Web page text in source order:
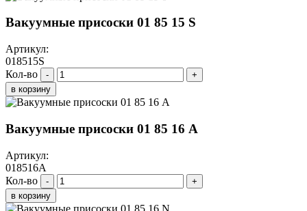
Вакуумные присоски 01 85 15 S
Артикул:
018515S
Кол-во
-
+
в корзину
Вакуумные присоски 01 85 16 A
Артикул:
018516A
Кол-во
-
+
в корзину